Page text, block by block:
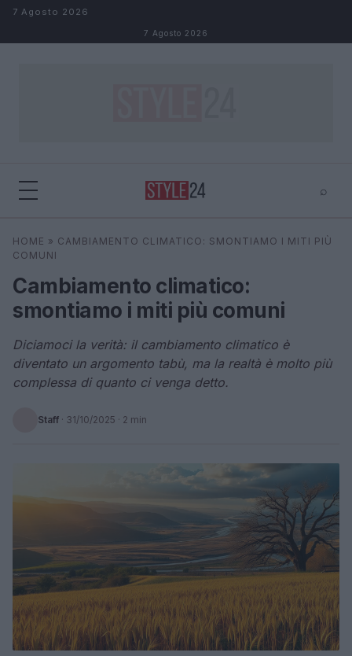
Salta al contenuto
7 Agosto 2026
7 Agosto 2026
⌕
Cerca ⌕ ×
HOME » CAMBIAMENTO CLIMATICO: SMONTIAMO I MITI PIÙ
COMUNI
Cambiamento climatico:
smontiamo i miti più comuni
Diciamoci la verità: il cambiamento climatico è
diventato un argomento tabù, ma la realtà è molto più
complessa di quanto ci venga detto.
Staff · 31/10/2025 · 2 min